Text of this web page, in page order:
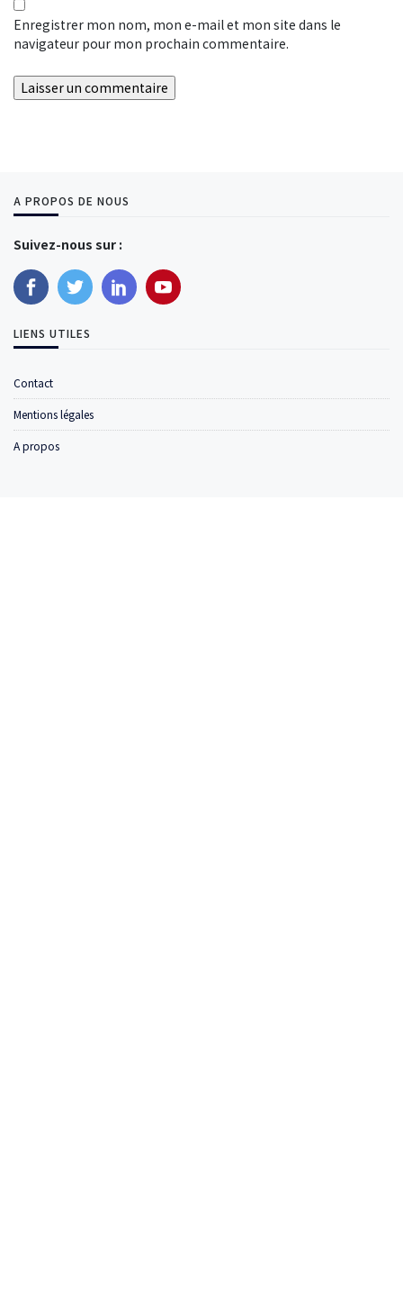
Enregistrer mon nom, mon e-mail et mon site dans le
navigateur pour mon prochain commentaire.
A PROPOS DE NOUS
Suivez-nous sur :
LIENS UTILES
Contact
Mentions légales
A propos